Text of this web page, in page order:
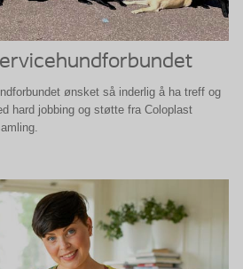
ønsket så inderlig å ha treff og
hard jobbing og støtte fra Coloplast